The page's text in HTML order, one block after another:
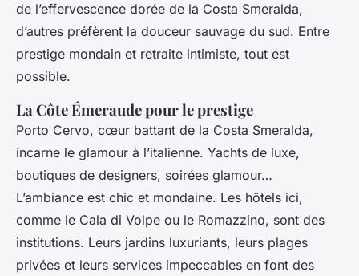
de l’effervescence dorée de la Costa Smeralda,
d’autres préfèrent la douceur sauvage du sud. Entre
prestige mondain et retraite intimiste, tout est
possible.
La Côte Émeraude pour le prestige
Porto Cervo, cœur battant de la Costa Smeralda,
incarne le glamour à l’italienne. Yachts de luxe,
boutiques de designers, soirées glamour…
L’ambiance est chic et mondaine. Les hôtels ici,
comme le Cala di Volpe ou le Romazzino, sont des
institutions. Leurs jardins luxuriants, leurs plages
privées et leurs services impeccables en font des